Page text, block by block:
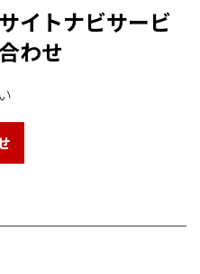
イトナビサービ
わせ